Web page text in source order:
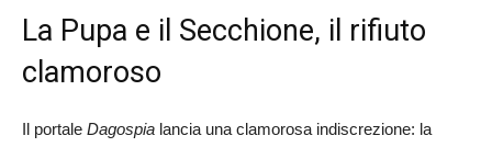
La Pupa e il Secchione, il rifiuto
clamoroso
Il portale Dagospia lancia una clamorosa indiscrezione: la